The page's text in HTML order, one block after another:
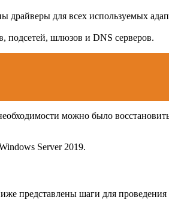
драйверы для всех используемых
подсетей, шлюзов и DNS серверов.
можно было
Server 2019.
представлены шаги для